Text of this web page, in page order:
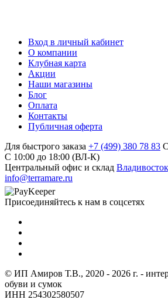
Вход в личный кабинет
О компании
Клубная карта
Акции
Наши магазины
Блог
Оплата
Контакты
Публичная оферта
Для быстрого заказа +7 (499) 380 78 83
C 10:00 до 18:00 (ВЛ-К)
Центральный офис и склад
info@terramare.ru
Присоединяйтесь к нам в соцсетях
© ИП Амиров Т.В., 2020 - 2026 г. -
обуви и сумок
ИНН 254302580507